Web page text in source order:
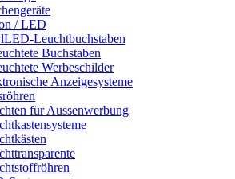
/ LED
Leuchtbuchstaben
Buchstaben
Werbeschilder
Anzeigesysteme
für Aussenwerbung